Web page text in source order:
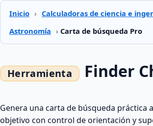
Inicio › Calculadoras de ciencia e
Astronomía › Carta de búsqueda Pro
Finder
Genera una carta de búsqueda práctica
objetivo con control de orientación y